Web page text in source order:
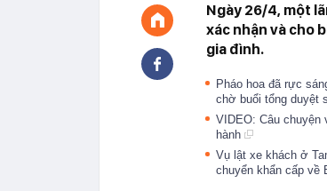
Ngày 26/4, một
xác nhận và cho
gia đình.
Pháo hoa đã rực
chờ buổi tổng duyệt
VIDEO: Câu chuyện
hành
Vụ lật xe khách ở
chuyển khẩn cấp về